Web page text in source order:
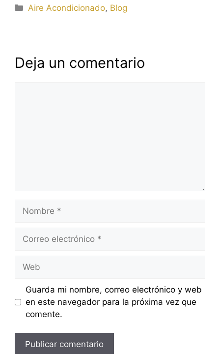
Categorías
Aire Acondicionado, Blog
Deja un comentario
electrónico
Guarda mi nombre, correo electrónico y web
en este navegador para la próxima vez que
comente.